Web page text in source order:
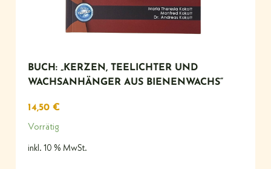
BUCH: „KERZEN, TEELICHTER UND
WACHSANHÄNGER AUS BIENENWACHS“
14,50 €
Vorrätig
inkl. 10 % MwSt.